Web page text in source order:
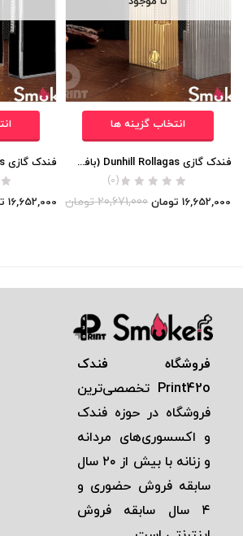
انتخاب گزینه ها
فندک گازی Dunhill Rollagas (بافت خیلی ریز عمودی) اورجینال
(0)
16,652,000 تومان 20,671,000 تومان 16,652,000
فروشگاه فندک
Print42o تخصصی‌ترين
فروشگاه در حوزه فندک
و اكسسوری‌های مردانه
و زنانه با بيش از ٢٠ سال
سابقه فروش حضوری و
٤ سال سابقه فروش